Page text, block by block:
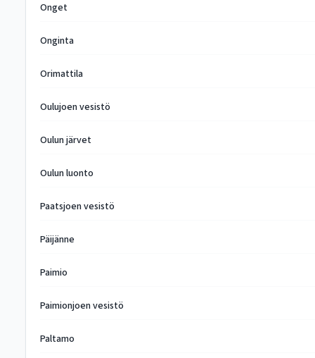
Onget
Onginta
Orimattila
Oulujoen vesistö
Oulun järvet
Oulun luonto
Paatsjoen vesistö
Päijänne
Paimio
Paimionjoen vesistö
Paltamo